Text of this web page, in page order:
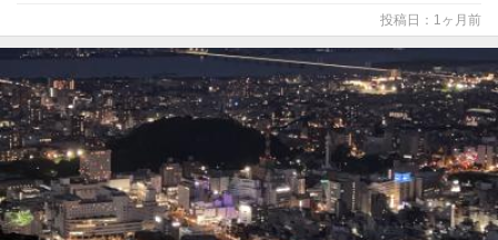
投稿日：1ヶ月前